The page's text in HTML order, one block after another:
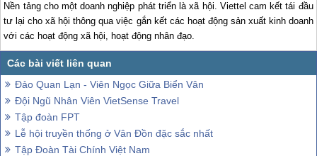
Nền tảng cho một doanh nghiệp phát triển là xã hội. Viettel cam kết tái đầu
tư lại cho xã hội thông qua việc gắn kết các hoạt động sản xuất kinh doanh
với các hoạt động xã hội, hoạt động nhân đạo.
Đảo Quan Lạn - Viên Ngọc Giữa Biển Vân
Đội Ngũ Nhân Viên VietSense Travel
Tập đoàn FPT
Lễ hội truyền thống ở Vân Đồn đặc sắc nhất
Tập Đoàn Tài Chính Việt Nam